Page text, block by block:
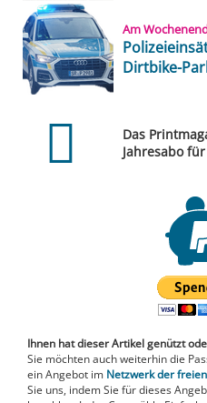
Am
Dirtbike-
Das
Jahresabo
Ihnen hat dieser Artikel genützt
Sie möchten auch weiterhin die
ein Angebot im Netzwerk der
Sie uns, indem Sie für dieses